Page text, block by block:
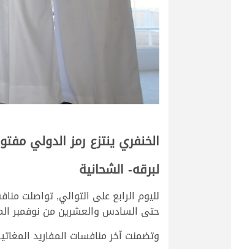
الخنفري ينتزع رمز الدولي
لبرقه- الشحانية
حتى السادس والعشرين من نوفمبر
وتضمنت آخر منافسات المفاريد